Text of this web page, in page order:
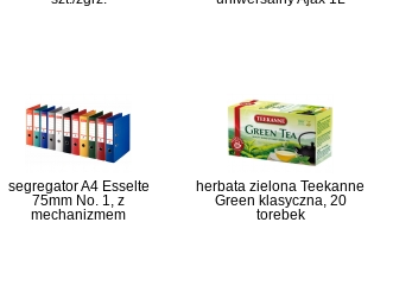
segregator A4 Esselte
75mm No. 1, z
mechanizmem
herbata zielona Teekanne
Green klasyczna, 20
torebek